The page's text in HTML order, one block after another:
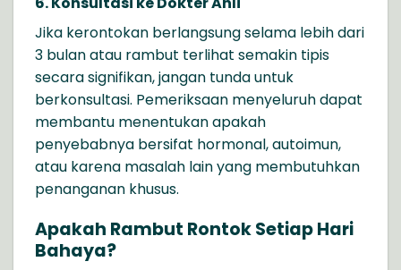
Jika kerontokan berlangsung selama lebih dari
3 bulan atau rambut terlihat semakin tipis
secara signifikan, jangan tunda untuk
berkonsultasi. Pemeriksaan menyeluruh dapat
membantu menentukan apakah
penyebabnya bersifat hormonal, autoimun,
atau karena masalah lain yang membutuhkan
penanganan khusus.
Apakah Rambut Rontok Setiap Hari
Bahaya?